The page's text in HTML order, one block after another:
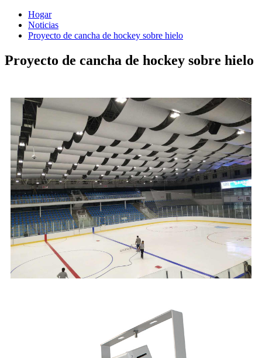
Hogar
Noticias
Proyecto de cancha de hockey sobre hielo
Proyecto de cancha de hockey sobre hielo